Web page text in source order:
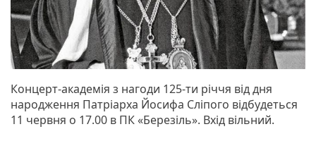
Концерт-академія з нагоди 125-ти річчя від дня
народження Патріарха Йосифа Сліпого відбудеться
11 червня о 17.00 в ПК «Березіль». Вхід вільний.